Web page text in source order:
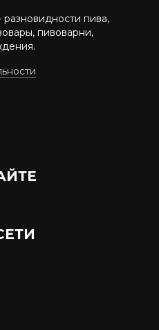
пива,
пивоварни,